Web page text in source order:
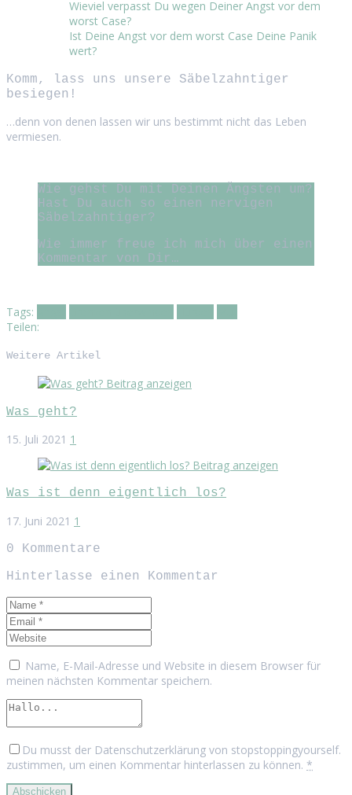
Wieviel verpasst Du wegen Deiner Angst vor dem
worst Case?
Ist Deine Angst vor dem worst Case Deine Panik
wert?
Komm, lass uns unsere Säbelzahntiger
besiegen!
…denn von denen lassen wir uns bestimmt nicht das Leben
vermiesen.
Wie gehst Du mit Deinen Ängsten um?
Hast Du auch so einen nervigen
Säbelzahntiger?
Wie immer freue ich mich über einen
Kommentar von Dir…
Tags:
Teilen:
Weitere Artikel
Beitrag anzeigen
Was geht?
15. Juli 2021 1
Beitrag anzeigen
Was ist denn eigentlich los?
17. Juni 2021 1
0
Kommentare
Hinterlasse einen Kommentar
Name, E-Mail-Adresse und Website in diesem Browser für
meinen nächsten Kommentar speichern.
Du musst der Datenschutzerklärung von stopstoppingyourself.
zustimmen, um einen Kommentar hinterlassen zu können. *